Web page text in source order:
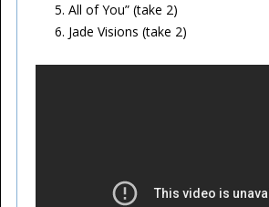
All of You” (take 2)
Jade Visions (take 2)